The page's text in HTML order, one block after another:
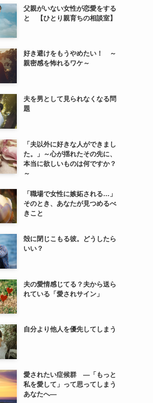
父親がいない女性が恋愛をする
と 【ひとり親育ちの相談室】
好き避けをもうやめたい！ ～
親密感を怖れるワケ～
夫を男として見られなくなる問
題
「夫以外に好きな人ができまし
た。」～心が揺れたその先に、
本当に欲しいものは何ですか？
～
「職場で女性に嫉妬される…」
そのとき、あなたが見つめるべ
きこと
殻に閉じこもる彼。どうしたら
いい？
夫の愛情感じてる？夫から送ら
れている「愛されサイン」
自分より他人を優先してしまう
愛されたい症候群 ―「もっと
私を愛して」って思ってしまう
あなたへ―